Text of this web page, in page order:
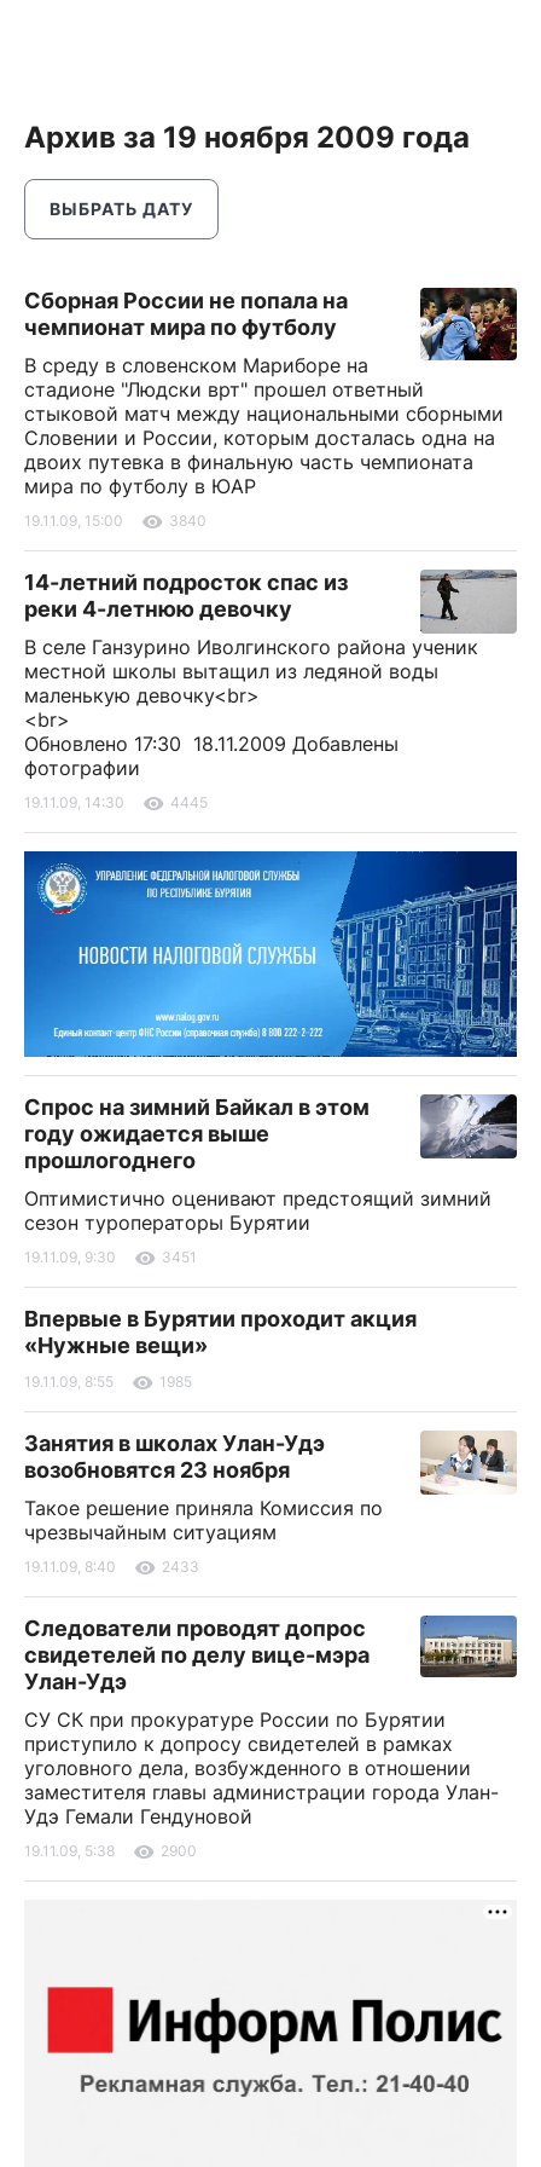
Архив за 19 ноября 2009 года
ВЫБРАТЬ ДАТУ
Сборная России не попала на
чемпионат мира по футболу
В среду в словенском Мариборе на
стадионе "Людски врт" прошел ответный
стыковой матч между национальными сборными
Словении и России, которым досталась одна на
двоих путевка в финальную часть чемпионата
мира по футболу в ЮАР
19.11.09, 15:00 3840
14-летний подросток спас из
реки 4-летнюю девочку
В селе Ганзурино Иволгинского района ученик
местной школы вытащил из ледяной воды
маленькую девочку<br>
<br>
Обновлено 17:30 18.11.2009 Добавлены
фотографии
19.11.09, 14:30 4445
Спрос на зимний Байкал в этом
году ожидается выше
прошлогоднего
Оптимистично оценивают предстоящий зимний
сезон туроператоры Бурятии
19.11.09, 9:30 3451
Впервые в Бурятии проходит акция
«Нужные вещи»
19.11.09, 8:55 1985
Занятия в школах Улан-Удэ
возобновятся 23 ноября
Такое решение приняла Комиссия по
чрезвычайным ситуациям
19.11.09, 8:40 2433
Следователи проводят допрос
свидетелей по делу вице-мэра
Улан-Удэ
СУ СК при прокуратуре России по Бурятии
приступило к допросу свидетелей в рамках
уголовного дела, возбужденного в отношении
заместителя главы администрации города Улан-
Удэ Гемали Гендуновой
19.11.09, 5:38 2900